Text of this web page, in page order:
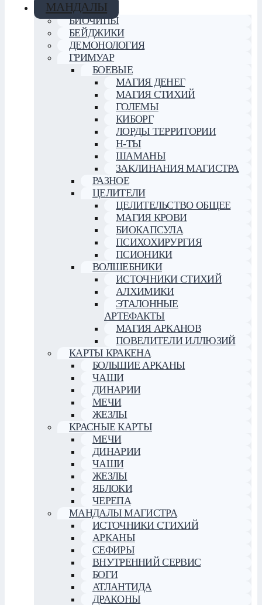
МАНДАЛЫ
БИОЧИПЫ
БЕЙДЖИКИ
ДЕМОНОЛОГИЯ
ГРИМУАР
БОЕВЫЕ
МАГИЯ ДЕНЕГ
МАГИЯ СТИХИЙ
ГОЛЕМЫ
КИБОРГ
ЛОРДЫ ТЕРРИТОРИИ
Н-ТЫ
ШАМАНЫ
ЗАКЛИНАНИЯ МАГИСТРА
РАЗНОЕ
ЦЕЛИТЕЛИ
ЦЕЛИТЕЛЬСТВО ОБЩЕЕ
МАГИЯ КРОВИ
БИОКАПСУЛА
ПСИХОХИРУРГИЯ
ПСИОНИКИ
ВОЛШЕБНИКИ
ИСТОЧНИКИ СТИХИЙ
АЛХИМИКИ
ЭТАЛОННЫЕ
АРТЕФАКТЫ
МАГИЯ АРКАНОВ
ПОВЕЛИТЕЛИ ИЛЛЮЗИЙ
КАРТЫ КРАКЕНА
БОЛЬШИЕ АРКАНЫ
ЧАШИ
ДИНАРИИ
МЕЧИ
ЖЕЗЛЫ
КРАСНЫЕ КАРТЫ
МЕЧИ
ДИНАРИИ
ЧАШИ
ЖЕЗЛЫ
ЯБЛОКИ
ЧЕРЕПА
МАНДАЛЫ МАГИСТРА
ИСТОЧНИКИ СТИХИЙ
АРКАНЫ
СЕФИРЫ
ВНУТРЕННИЙ СЕРВИС
БОГИ
АТЛАНТИДА
ДРАКОНЫ